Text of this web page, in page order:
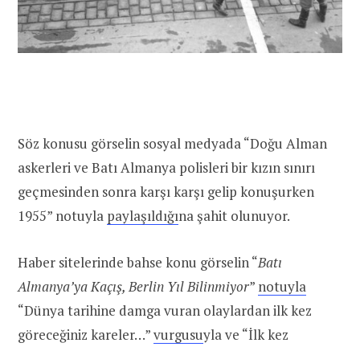
Söz konusu görselin sosyal medyada “Doğu Alman
askerleri ve Batı Almanya polisleri bir kızın sınırı
geçmesinden sonra karşı karşı gelip konuşurken
1955” notuyla paylaşıldığına şahit olunuyor.
Haber sitelerinde bahse konu görselin “Batı
Almanya’ya Kaçış, Berlin Yıl Bilinmiyor” notuyla
“Dünya tarihine damga vuran olaylardan ilk kez
göreceğiniz kareler…”vurgusuyla ve “İlk kez